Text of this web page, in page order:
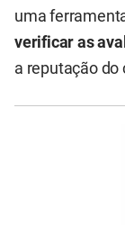
uma
verificar as
a reputação do